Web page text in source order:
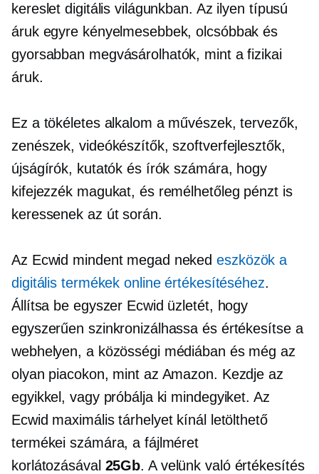
kereslet digitális világunkban. Az ilyen típusú
áruk egyre kényelmesebbek, olcsóbbak és
gyorsabban megvásárolhatók, mint a fizikai
áruk.
Ez a tökéletes alkalom a művészek, tervezők,
zenészek, videókészítők, szoftverfejlesztők,
újságírók, kutatók és írók számára, hogy
kifejezzék magukat, és remélhetőleg pénzt is
keressenek az út során.
Az Ecwid mindent megad nekedeszközök a
digitális termékek online értékesítéséhez.
Állítsa be egyszer Ecwid üzletét, hogy
egyszerűen szinkronizálhassa és értékesítse a
webhelyen, a közösségi médiában és még az
olyan piacokon, mint az Amazon. Kezdje az
egyikkel, vagy próbálja ki mindegyiket. Az
Ecwid maximális tárhelyet kínál letölthető
termékei számára, a fájlméret
korlátozásával 25Gb. A velünk való értékesítés